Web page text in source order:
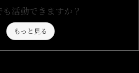
活動できますか？
もっと見る